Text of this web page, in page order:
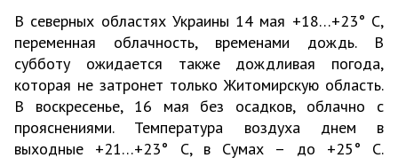
В северных областях Украины 14 мая +18…+23° С,
переменная облачность, временами дождь. В
субботу ожидается также дождливая погода,
которая не затронет только Житомирскую область.
В воскресенье, 16 мая без осадков, облачно с
прояснениями. Температура воздуха днем в
выходные +21…+23° С, в Сумах – до +25° С.